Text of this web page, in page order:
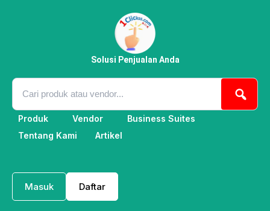
Solusi Penjualan Anda
Produk Vendor
Business Suites
Tentang Kami
Artikel
Masuk Daftar